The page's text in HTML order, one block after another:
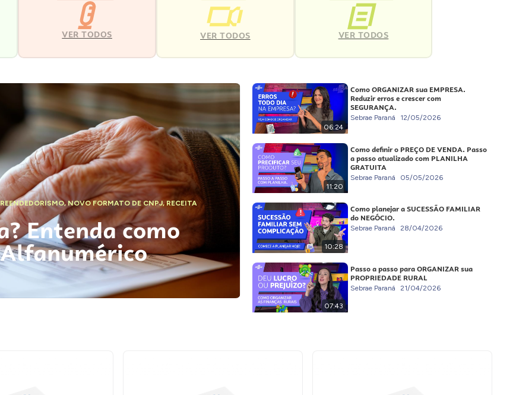
VER TODOS VER TODOS VER TODOS
,NOVO FORMATO DE CNPJ,RECEITA
Entenda como
06:24
Como ORGANIZAR sua EMPRESA.
Reduzir erros e crescer com
SEGURANÇA.
Sebrae Paraná 12/05/2026
11:20
Como definir o PREÇO DE VENDA. Passo
a passo atualizado com PLANILHA
GRATUITA
Sebrae Paraná 05/05/2026
10:28
Como planejar a SUCESSÃO FAMILIAR
do NEGÓCIO.
Sebrae Paraná 28/04/2026
07:43
Passo a passo para ORGANIZAR sua
PROPRIEDADE RURAL
Sebrae Paraná 21/04/2026